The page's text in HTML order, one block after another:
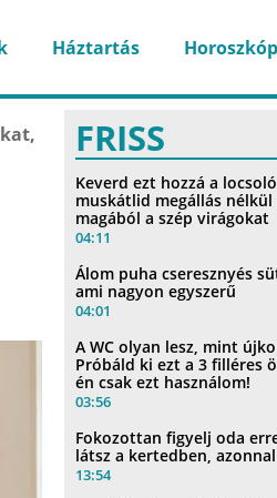
Háztartás Horoszkóp
FRISS
Keverd ezt hozzá a
muskátlid megállás
magából a szép virágokat
04:11
Álom puha cseresznyés
ami nagyon egyszerű
04:01
A WC olyan lesz, mint
Próbáld ki ezt a 3 filléres
én csak ezt használom!
03:56
Fokozottan figyelj oda
látsz a kertedben,
13:54